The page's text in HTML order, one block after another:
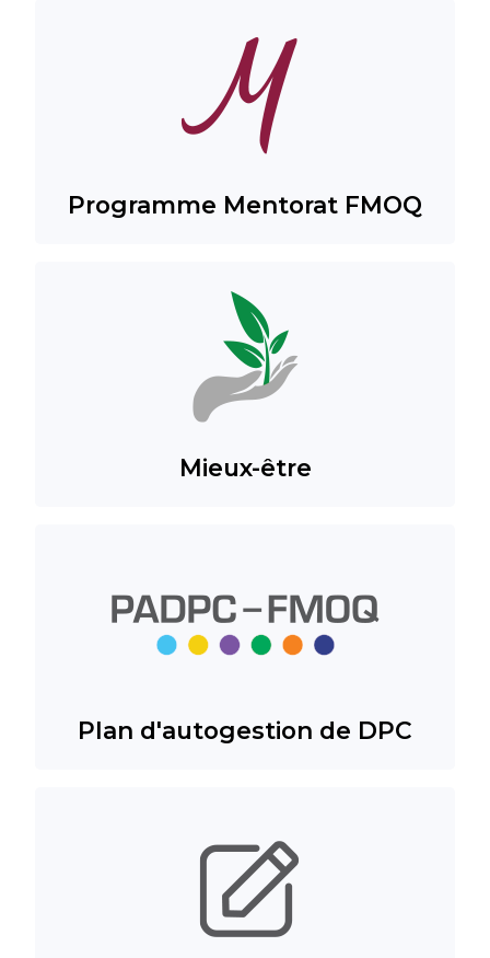
Programme Mentorat FMOQ
Mieux-être
Plan d'autogestion de DPC